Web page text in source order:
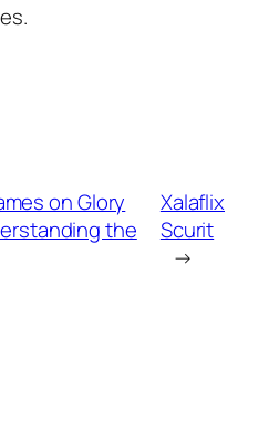
on Glory
the
Xalaflix
Scurit
→